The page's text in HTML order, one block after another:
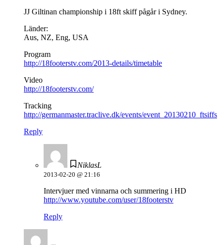
JJ Giltinan championship i 18ft skiff pågår i Sydney.
Länder:
Aus, NZ, Eng, USA
Program
http://18footerstv.com/2013-details/timetable
Video
http://18footerstv.com/
Tracking
http://germanmaster.traclive.dk/events/event_20130210_ftsiffs
Reply
NiklasL
2013-02-20 @ 21:16
Intervjuer med vinnarna och summering i HD
http://www.youtube.com/user/18footerstv
Reply